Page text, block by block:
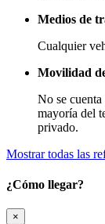
Medios de
Cualquier
Movilidad
No se cuenta
mayoría del
privado.
Mostrar todas las
¿Cómo llegar?
×